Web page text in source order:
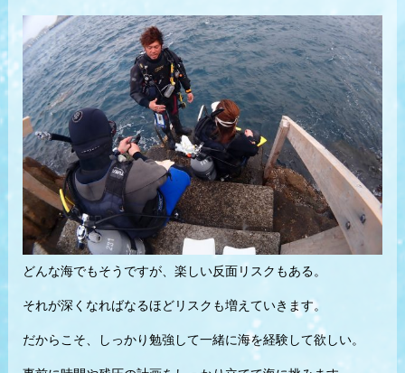
どんな海でもそうですが、楽しい反面リスクもある。
それが深くなればなるほどリスクも増えていきます。
だからこそ、しっかり勉強して一緒に海を経験して欲しい。